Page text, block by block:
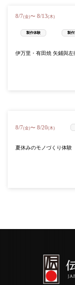
8/7(金)〜 8/13(木)
製作体験 製作
伊万里・有田焼 矢鋪與左
8/7(金)〜 8/20(木)
夏休みのモノづくり体験